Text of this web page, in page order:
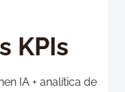
KPIs
IA + analítica de